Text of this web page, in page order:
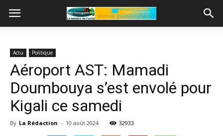
Actu Politique
Aéroport AST: Mamadi
Doumbouya s’est envolé pour
Kigali ce samedi
By La Rédaction - 10 août 2024 32933